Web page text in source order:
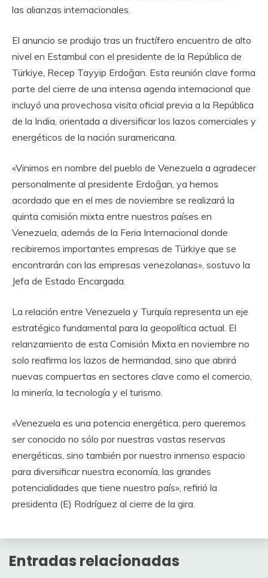
las alianzas internacionales.
El anuncio se produjo tras un fructífero encuentro de alto
nivel en Estambul con el presidente de la República de
Türkiye, Recep Tayyip Erdoğan. Esta reunión clave forma
parte del cierre de una intensa agenda internacional que
incluyó una provechosa visita oficial previa a la República
de la India, orientada a diversificar los lazos comerciales y
energéticos de la nación suramericana.
«Vinimos en nombre del pueblo de Venezuela a agradecer
personalmente al presidente Erdoğan, ya hemos
acordado que en el mes de noviembre se realizará la
quinta comisión mixta entre nuestros países en
Venezuela, además de la Feria Internacional donde
recibiremos importantes empresas de Türkiye que se
encontrarán con las empresas venezolanas», sostuvo la
Jefa de Estado Encargada.
La relación entre Venezuela y Turquía representa un eje
estratégico fundamental para la geopolítica actual. El
relanzamiento de esta Comisión Mixta en noviembre no
solo reafirma los lazos de hermandad, sino que abrirá
nuevas compuertas en sectores clave como el comercio,
la minería, la tecnología y el turismo.
«Venezuela es una potencia energética, pero queremos
ser conocido no sólo por nuestras vastas reservas
energéticas, sino también por nuestro inmenso espacio
para diversificar nuestra economía, las grandes
potencialidades que tiene nuestro país», refirió la
presidenta (E) Rodríguez al cierre de la gira.
Entradas relacionadas